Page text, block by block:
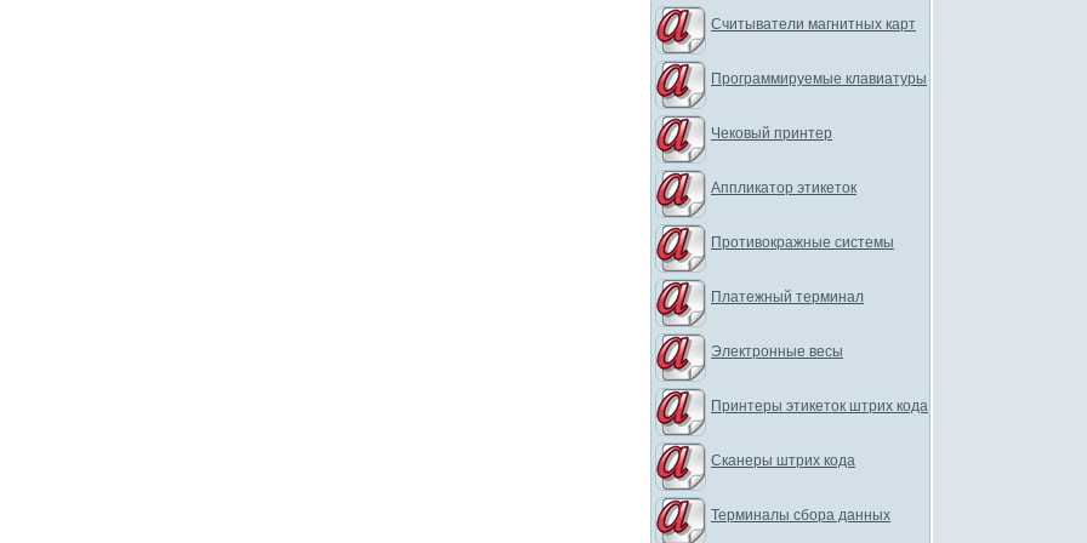
Считыватели магнитных карт
Программируемые клавиатуры
Чековый принтер
Аппликатор этикеток
Противокражные системы
Платежный терминал
Электронные весы
Принтеры этикеток штрих кода
Сканеры штрих кода
Терминалы сбора данных